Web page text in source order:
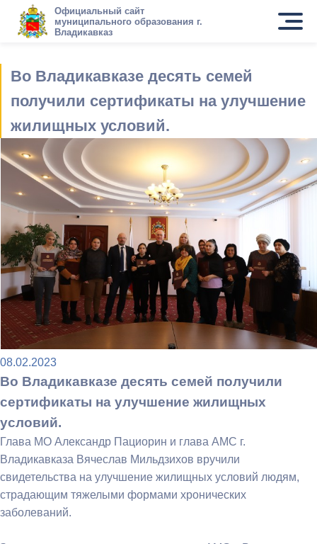
Официальный сайт
муниципального образования г.
Владикавказ
Во Владикавказе десять семей
получили сертификаты на улучшение
жилищных условий.
08.02.2023
Во Владикавказе десять семей получили
сертификаты на улучшение жилищных
условий.
Глава МО Александр Пациорин и глава АМС г.
Владикавказа Вячеслав Мильдзихов вручили
свидетельства на улучшение жилищных условий людям,
страдающим тяжелыми формами хронических
заболеваний.